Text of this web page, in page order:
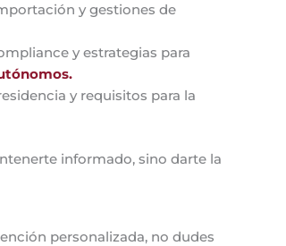
y gestiones de
y estrategias para
y requisitos para la
informado, sino darte la
personalizada, no dudes